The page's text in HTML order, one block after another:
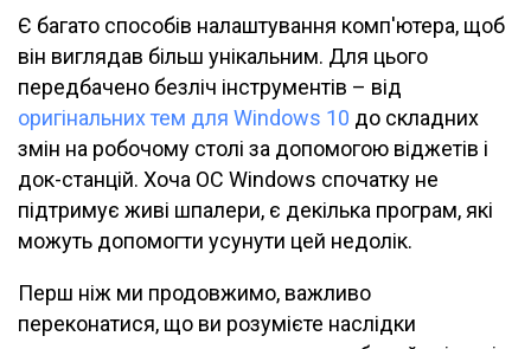
Є багато способів налаштування комп'ютера, щоб
він виглядав більш унікальним. Для цього
передбачено безліч інструментів – від
оригінальних тем для Windows 10 до складних
змін на робочому столі за допомогою віджетів і
док-станцій. Хоча ОС Windows спочатку не
підтримує живі шпалери, є декілька програм, які
можуть допомогти усунути цей недолік.
Перш ніж ми продовжимо, важливо
переконатися, що ви розумієте наслідки